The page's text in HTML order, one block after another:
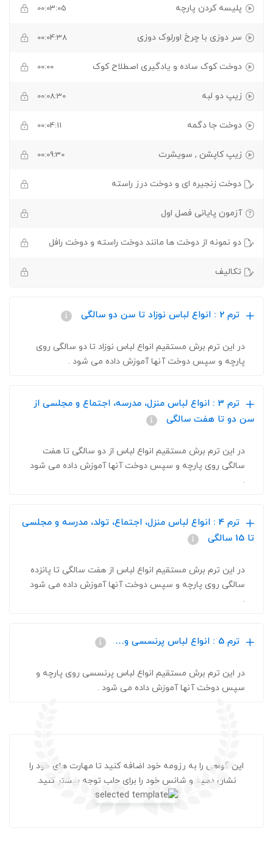
پلیسه کردن پارچه 00:03:05
سر دوزی با چرخ اورلوک دوزی 00:04:38
دوخت کوک ساده و یادگیری اصطلاح کوک 00:00
زیپ دو لبه 00:08:30
دوخت جا دگمه 00:04:11
زیپ کاپشن , سویشرت 00:09:30
دوخت زنجیره ای و دوخت درز راسته
آزمون پایانی فصل اول
دو نمونه از دوخت ها مانند دوخت راسته و دوخت رافل
تکالیف
ترم 2 : انواع لباس نوزاد تا سن دو سالگی
در این ترم برش مستقیم انواع لباس نوزاد تا دو سالگی روی
پارچه و سپس دوخت آنها آموزش داده می شود .
ترم 3 : انواع لباس منزل، مدرسه، اجتماع و مجلسی از
سن دو تا هفت سالگی
در این ترم برش مستقیم انواع لباس از دو سالگی تا هفت
سالگی روی پارچه و سپس دوخت آنها آموزش داده می شود
.
ترم 4 : انواع لباس منزل، اجتماع، تولد، مدرسه و مجلسی
تا 15 سالگی
در این ترم برش مستقیم انواع لباس از هفت سالگی تا پانزده
سالگی روی پارچه و سپس دوخت آنها آموزش داده می شود
.
ترم 5 : انواع لباس پرنسسی و…
در این ترم برش مستقیم انواع لباس پرنسسی روی پارچه و
سپس دوخت آنها آموزش داده می شود .
این گواهی را به رزومه خود اضافه کنید تا مهارت های خود را
نشان دهید و شانس خود را برای جلب توجه بیشتر کنید.